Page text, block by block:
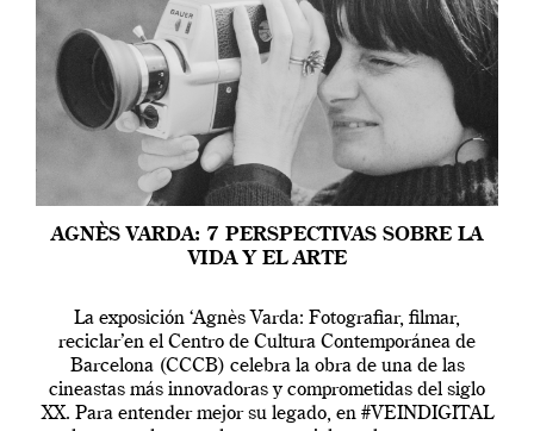
AGNÈS VARDA: 7 PERSPECTIVAS SOBRE LA
VIDA Y EL ARTE
La exposición ‘Agnès Varda: Fotografiar, filmar,
reciclar’en el Centro de Cultura Contemporánea de
Barcelona (CCCB) celebra la obra de una de las
cineastas más innovadoras y comprometidas del siglo
XX. Para entender mejor su legado, en #VEINDIGITAL